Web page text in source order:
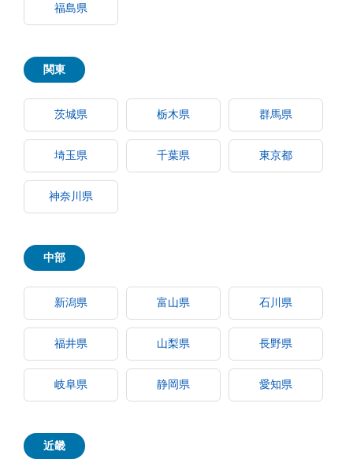
福島県
関東
茨城県 栃木県 群馬県
埼玉県 千葉県 東京都
神奈川県
中部
新潟県 富山県 石川県
福井県 山梨県 長野県
岐阜県 静岡県 愛知県
近畿